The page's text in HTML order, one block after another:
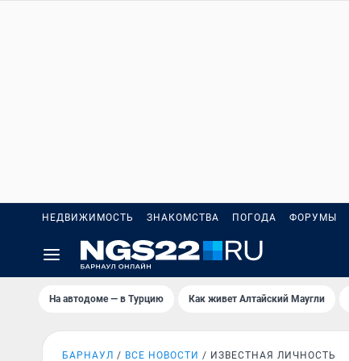
НЕДВИЖИМОСТЬ ЗНАКОМСТВА ПОГОДА ФОРУМЫ
На автодоме — в Турцию Как живет Алтайский Маугли
БАРНАУЛ ВСЕ НОВОСТИ ИЗВЕСТНАЯ ЛИЧНОСТЬ